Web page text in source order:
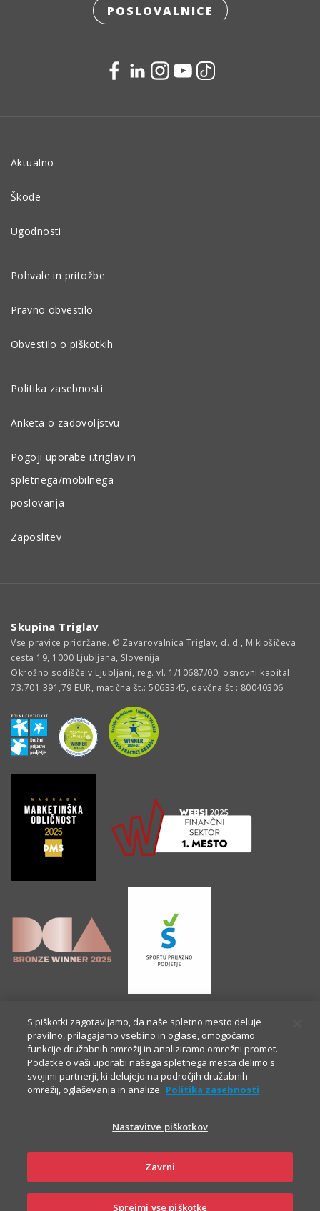
POSLOVALNICE
Aktualno
Škode
Ugodnosti
Pohvale in pritožbe
Pravno obvestilo
Obvestilo o piškotkih
Politika zasebnosti
Anketa o zadovoljstvu
Pogoji uporabe i.triglav in
spletnega/mobilnega
poslovanja
Zaposlitev
Skupina Triglav
Vse pravice pridržane. © Zavarovalnica Triglav, d. d., Miklošičeva
cesta 19, 1000 Ljubljana, Slovenija.
Okrožno sodišče v Ljubljani, reg. vl. 1/10687/00, osnovni kapital:
73.701.391,79 EUR, matična št.: 5063345, davčna št.: 80040306
OSTALE STRANI
S piškotki zagotavljamo, da naše spletno mesto deluje
pravilno, prilagajamo vsebino in oglase, omogočamo
funkcije družabnih omrežij in analiziramo omrežni promet.
Podatke o vaši uporabi našega spletnega mesta delimo s
svojimi partnerji, ki delujejo na področjih družabnih
omrežij, oglaševanja in analize. Politika zasebnosti
Nastavitve piškotkov
Zavrni
Sprejmi vse piškotke